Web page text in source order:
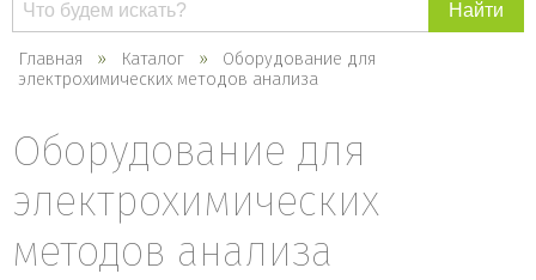
каталогу
Главная Каталог
Оборудование для
электрохимических методов анализа
Оборудование для
электрохимических
методов анализа